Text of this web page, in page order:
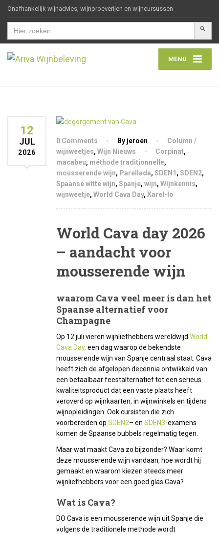
Onafhankelijk wijnadvies, wijnproeverijen en wijncursussen
Zoek
naar:
MENU
12
JUL
2026
0 Comments By jeroen
Column /
wijnweetjes, Wijn Nieuws Corpinat,
macabeu, méthode traditionnelle,
mousserende wijn, Parellada, SDEN1 , SDEN2,
Spaanse witte wijn, Spanje, wijn, Wijnkennis,
wijnweetje, World Cava Day, Xarel-lo
World Cava day 2026
– aandacht voor
mousserende wijn
waarom Cava veel meer is dan het
Spaanse alternatief voor
Champagne
Op 12 juli vieren wijnliefhebbers wereldwijd World
Cava Day, een dag waarop de bekendste
mousserende wijn van Spanje centraal staat. Cava
heeft zich de afgelopen decennia ontwikkeld van
een betaalbaar feestalternatief tot een serieus
kwaliteitsproduct dat een vaste plaats heeft
veroverd op wijnkaarten, in wijnwinkels en tijdens
wijnopleidingen. Ook cursisten die zich
voorbereiden op SDEN2– en SDEN3-examens
komen de Spaanse bubbels regelmatig tegen.
Maar wat maakt Cava zo bijzonder? Waar komt
deze mousserende wijn vandaan, hoe wordt hij
gemaakt en waarom kiezen steeds meer
wijnliefhebbers voor een goed glas Cava?
Wat is Cava?
DO Cava is een mousserende wijn uit Spanje die
volgens de traditionele methode wordt